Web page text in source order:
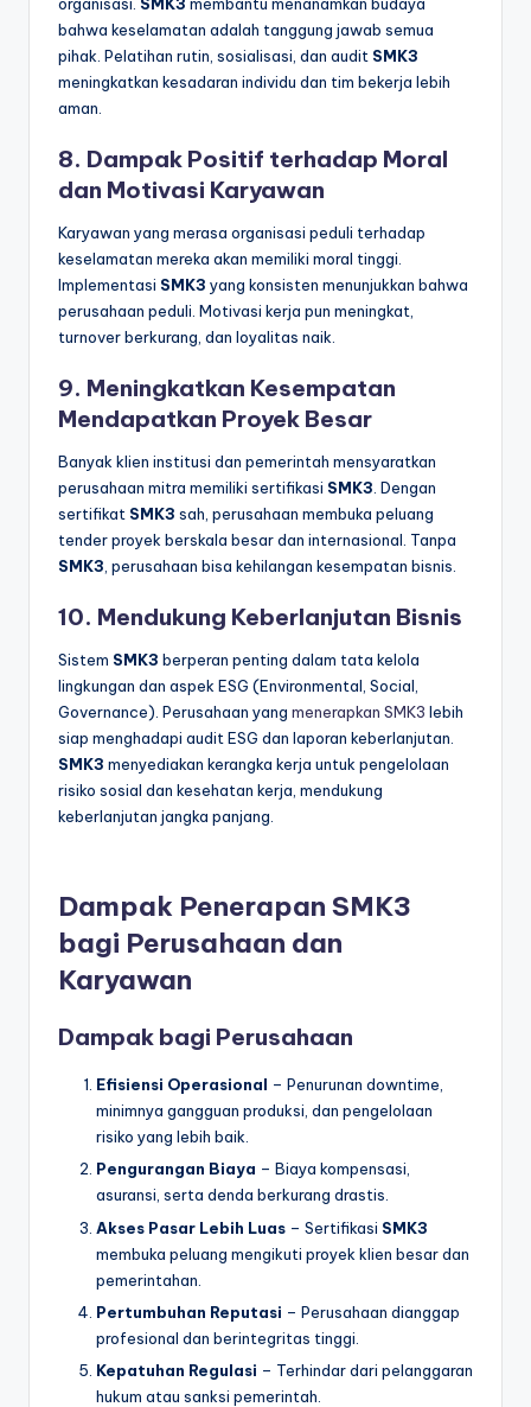
bahwa keselamatan adalah tanggung jawab semua
pihak. Pelatihan rutin, sosialisasi, dan audit SMK3
meningkatkan kesadaran individu dan tim bekerja lebih
aman.
8. Dampak Positif terhadap Moral
dan Motivasi Karyawan
Karyawan yang merasa organisasi peduli terhadap
keselamatan mereka akan memiliki moral tinggi.
Implementasi SMK3 yang konsisten menunjukkan bahwa
perusahaan peduli. Motivasi kerja pun meningkat,
turnover berkurang, dan loyalitas naik.
9. Meningkatkan Kesempatan
Mendapatkan Proyek Besar
Banyak klien institusi dan pemerintah mensyaratkan
perusahaan mitra memiliki sertifikasi SMK3 . Dengan
sertifikat SMK3 sah, perusahaan membuka peluang
tender proyek berskala besar dan internasional. Tanpa
SMK3 , perusahaan bisa kehilangan kesempatan bisnis.
10. Mendukung Keberlanjutan Bisnis
Sistem SMK3 berperan penting dalam tata kelola
lingkungan dan aspek ESG (Environmental, Social,
Governance). Perusahaan yang menerapkan SMK3 lebih
siap menghadapi audit ESG dan laporan keberlanjutan.
SMK3 menyediakan kerangka kerja untuk pengelolaan
risiko sosial dan kesehatan kerja, mendukung
keberlanjutan jangka panjang.
Dampak Penerapan SMK3
bagi Perusahaan dan
Karyawan
Dampak bagi Perusahaan
Efisiensi Operasional – Penurunan downtime,
minimnya gangguan produksi, dan pengelolaan
risiko yang lebih baik.
Pengurangan Biaya – Biaya kompensasi,
asuransi, serta denda berkurang drastis.
Akses Pasar Lebih Luas – Sertifikasi SMK3
membuka peluang mengikuti proyek klien besar dan
pemerintahan.
Pertumbuhan Reputasi – Perusahaan dianggap
profesional dan berintegritas tinggi.
Kepatuhan Regulasi – Terhindar dari pelanggaran
hukum atau sanksi pemerintah.